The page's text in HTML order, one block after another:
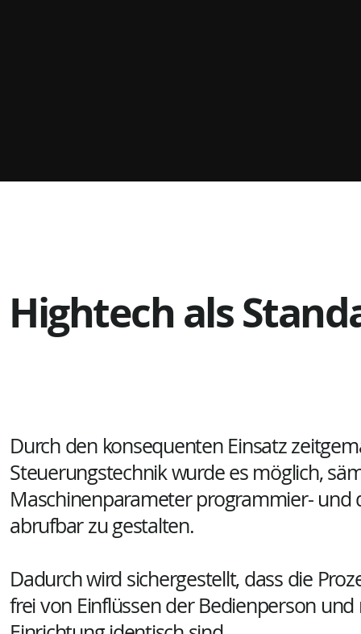
Hightech als
Durch den konsequenten Einsatz
Steuerungstechnik wurde es möglich,
Maschinenparameter programmier- und
abrufbar zu gestalten.
Dadurch wird sichergestellt, dass die
frei von Einflüssen der Bedienperson und